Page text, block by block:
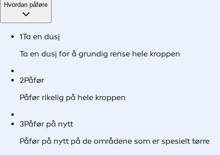
Hvordan påføre
1Ta en dusj
Ta en dusj for å grundig rense hele kroppen
2Påfør
Påfør rikelig på hele kroppen
3Påfør på nytt
Påfør på nytt på de områdene som er spesielt tørre